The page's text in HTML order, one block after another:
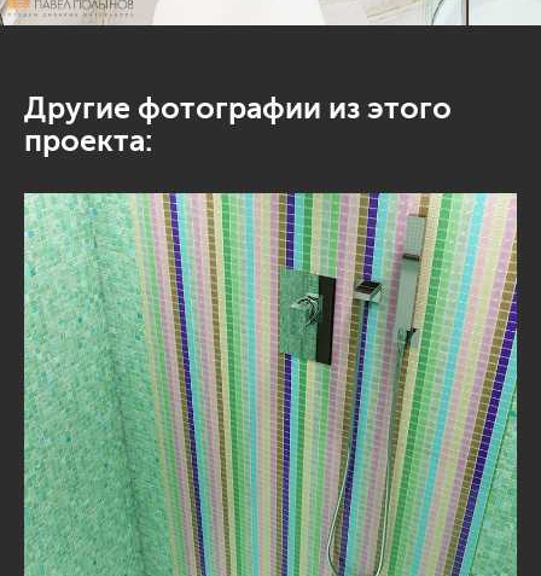
Другие фотографии из этого
проекта: